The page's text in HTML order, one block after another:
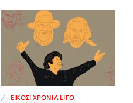
ΕΙΚΟΣΙ ΧΡΟΝΙΑ LIFO